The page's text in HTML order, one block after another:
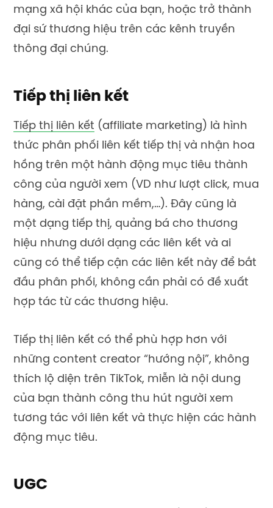
mạng xã hội khác của bạn, hoặc trở thành
đại sứ thương hiệu trên các kênh truyền
thông đại chúng.
Tiếp thị liên kết
Tiếp thị liên kết (affiliate marketing) là hình
thức phân phối liên kết tiếp thị và nhận hoa
hồng trên một hành động mục tiêu thành
công của người xem (VD như lượt click, mua
hàng, cài đặt phần mềm,…). Đây cũng là
một dạng tiếp thị, quảng bá cho thương
hiệu nhưng dưới dạng các liên kết và ai
cũng có thể tiếp cận các liên kết này để bắt
đầu phân phối, không cần phải có đề xuất
hợp tác từ các thương hiệu.
Tiếp thị liên kết có thể phù hợp hơn với
những content creator “hướng nội”, không
thích lộ diện trên TikTok, miễn là nội dung
của bạn thành công thu hút người xem
tương tác với liên kết và thực hiện các hành
động mục tiêu.
UGC